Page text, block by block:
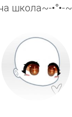
школа~-•°•-~